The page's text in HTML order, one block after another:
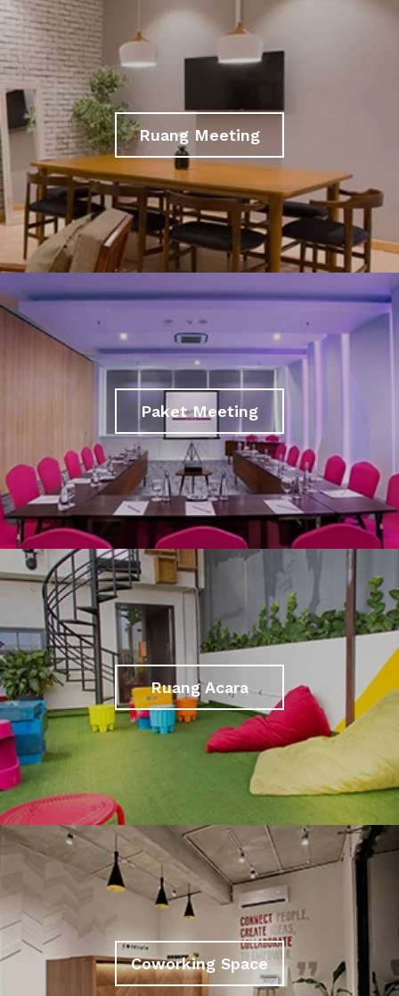
Ruang Meeting
Paket Meeting
Ruang Acara
Coworking Space